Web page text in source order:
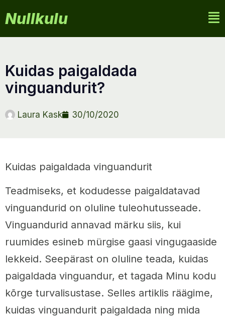
Nullkulu
kuidas paigaldada
vinguandurit?
Laura Kask 30/10/2020
Kuidas paigaldada vinguandurit
Teadmiseks, et kodudesse paigaldatavad
vinguandurid on oluline tuleohutusseade.
Vinguandurid annavad märku siis, kui
ruumides esineb mürgise gaasi vingugaaside
lekkeid. Seepärast on oluline teada, kuidas
paigaldada vinguandur, et tagada Minu kodu
kõrge turvalisustase. Selles artiklis räägime,
kuidas vinguandurit paigaldada ning mida